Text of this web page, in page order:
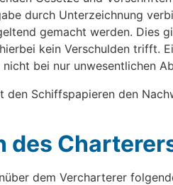
durch Unterzeichnung
gemacht werden. Dies
kein Verschulden trifft.
bei nur unwesentlichen
den Schiffspapieren den
des
dem Vercharterer